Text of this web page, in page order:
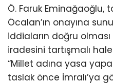
Ö. Faruk Eminağaoğlu,
Öcalan’ın onayına
iddiaların doğru
iradesini tartışmalı
“Millet adına yasa
taslak önce İmralı’ya